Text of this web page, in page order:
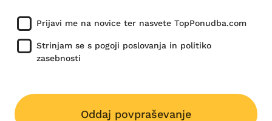
Prijavi me na novice ter nasvete TopPonudba.com
Strinjam se s pogoji poslovanja in politiko
zasebnosti
Oddaj povpraševanje